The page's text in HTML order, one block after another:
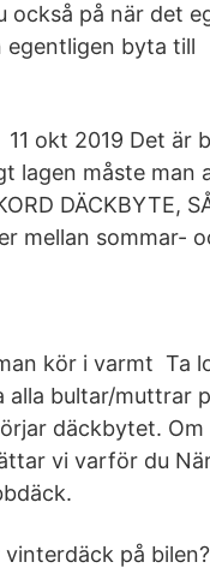
också på när det
egentligen byta till
okt 2019 Det är
lagen måste man
DÄCKBYTE,
mellan sommar-
kör i varmt Ta
alla bultar/muttrar
däckbytet.
vi varför du
på bilen?